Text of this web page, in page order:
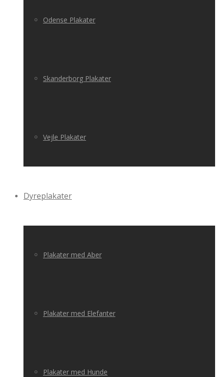
Odense Plakater
Skanderborg Plakater
Vejle Plakater
Dyreplakater
Plakater med Aber
Plakater med Elefanter
Plakater med Hunde